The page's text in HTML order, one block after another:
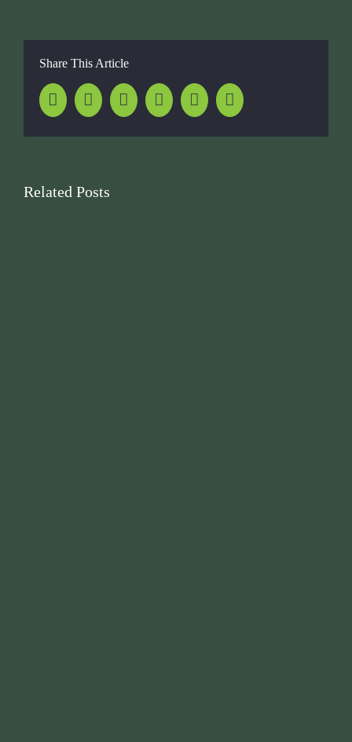
Share This Article
Facebook
TwitterLinkedInWhatsapp
PinterestEmail
Related Posts